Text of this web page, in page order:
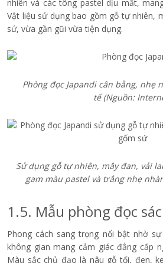
nhiên và các tông pastel dịu mắt,
Vật liệu sử dụng bao gồm gỗ tự nhiên,
sứ, vừa gần gũi vừa tiện dụng.
Phòng đọc Japandi cân bằng, nhẹ
tế(Nguồn:
Sử dụng gỗ tự nhiên, mây đan, vải
gam màu pastel và trắng nhẹ
1.5. Mẫu phòng đọc
Phong cách sang trọng nổi bật nhờ
không gian mang cảm giác đẳng cấp
Màu sắc chủ đạo là nâu gỗ tối, đen,